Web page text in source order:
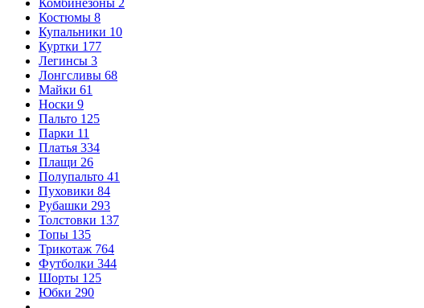
Комбинезоны 2
Костюмы 8
Купальники 10
Куртки 177
Легинсы 3
Лонгсливы 68
Майки 61
Носки 9
Пальто 125
Парки 11
Платья 334
Плащи 26
Полупальто 41
Пуховики 84
Рубашки 293
Толстовки 137
Топы 135
Трикотаж 764
Футболки 344
Шорты 125
Юбки 290